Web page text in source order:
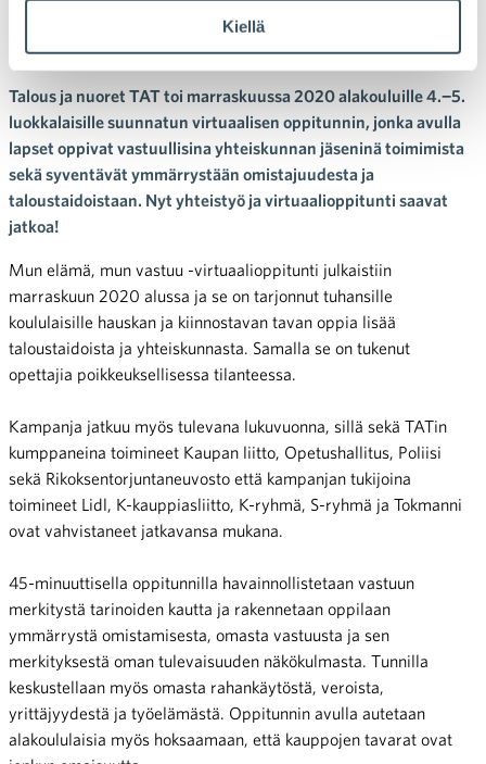
Kiellä
virtuaalioppitunnilla
Talous ja nuoret TAT toi marraskuussa 2020 alakouluille 4.−5.
luokkalaisille suunnatun virtuaalisen oppitunnin, jonka avulla
lapset oppivat vastuullisina yhteiskunnan jäseninä toimimista
sekä syventävät ymmärrystään omistajuudesta ja
taloustaidoistaan. Nyt yhteistyö ja virtuaalioppitunti saavat
jatkoa!
Mun elämä, mun vastuu -virtuaalioppitunti julkaistiin
marraskuun 2020 alussa ja se on tarjonnut tuhansille
koululaisille hauskan ja kiinnostavan tavan oppia lisää
taloustaidoista ja yhteiskunnasta. Samalla se on tukenut
opettajia poikkeuksellisessa tilanteessa.
Kampanja jatkuu myös tulevana lukuvuonna, sillä sekä TATin
kumppaneina toimineet Kaupan liitto, Opetushallitus, Poliisi
sekä Rikoksentorjuntaneuvosto että kampanjan tukijoina
toimineet Lidl, K-kauppiasliitto, K-ryhmä, S-ryhmä ja Tokmanni
ovat vahvistaneet jatkavansa mukana.
45-minuuttisella oppitunnilla havainnollistetaan vastuun
merkitystä tarinoiden kautta ja rakennetaan oppilaan
ymmärrystä omistamisesta, omasta vastuusta ja sen
merkityksestä oman tulevaisuuden näkökulmasta. Tunnilla
keskustellaan myös omasta rahankäytöstä, veroista,
yrittäjyydestä ja työelämästä. Oppitunnin avulla autetaan
alakoululaisia myös hoksaamaan, että kauppojen tavarat ovat